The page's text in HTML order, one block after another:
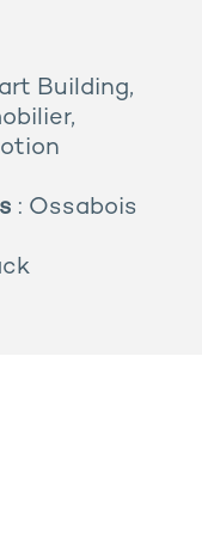
Building,
: Ossabois